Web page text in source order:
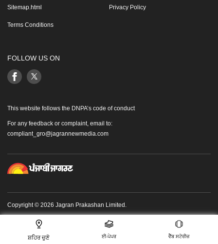
ਸ਼ਹਿਰ ਚੁਣੋ ਈ-ਪੇਪਰ ਵੈੱਬ ਸਟੋਰੀਜ਼
Sitemap.html Privacy Policy
Terms Conditions
FOLLOW US ON
This website follows the DNPA’s code of conduct
For any feedback or complaint, email to:
compliant_gro@jagrannewmedia.com
Copyright © 2026 Jagran Prakashan Limited.